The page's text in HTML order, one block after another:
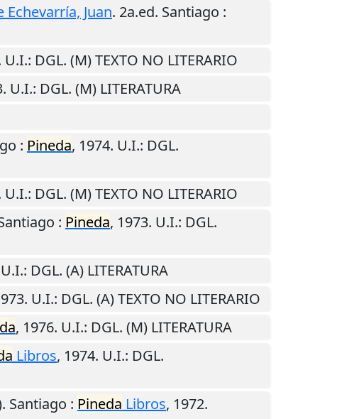
Echevarría, Juan. 2a.ed. Santiago :
U.I.: DGL. (M) TEXTO NO LITERARIO
. U.I.: DGL. (M) LITERATURA
: Pineda, 1974. U.I.: DGL.
U.I.: DGL. (M) TEXTO NO LITERARIO
: Pineda, 1973. U.I.: DGL.
U.I.: DGL. (A) LITERATURA
. U.I.: DGL. (A) TEXTO NO LITERARIO
, 1976. U.I.: DGL. (M) LITERATURA
Libros, 1974. U.I.: DGL.
Santiago : Pineda Libros, 1972.